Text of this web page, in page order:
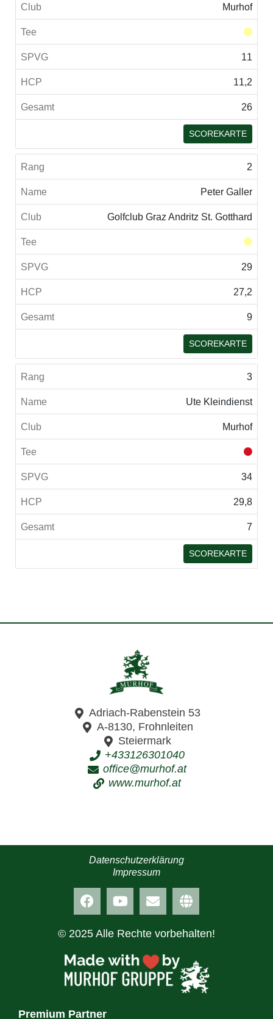
Murhof
11
11,2
26
SCOREKARTE
2
Peter Galler
Golfclub Graz Andritz St. Gotthard
29
27,2
9
SCOREKARTE
3
Ute Kleindienst
Murhof
34
29,8
7
SCOREKARTE
Adriach-Rabenstein 53
A-8130, Frohnleiten
Steiermark
+433126301040
office@murhof.at
www.murhof.at
Datenschutzerklärung
Impressum
© 2025 Alle Rechte vorbehalten!
Premium Partner